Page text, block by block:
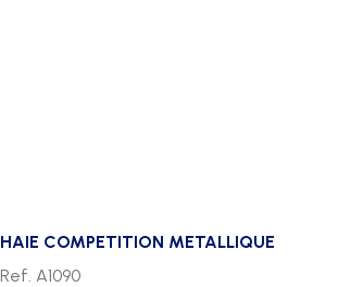
HAIE COMPETITION METALLIQUE
Ref. A1090